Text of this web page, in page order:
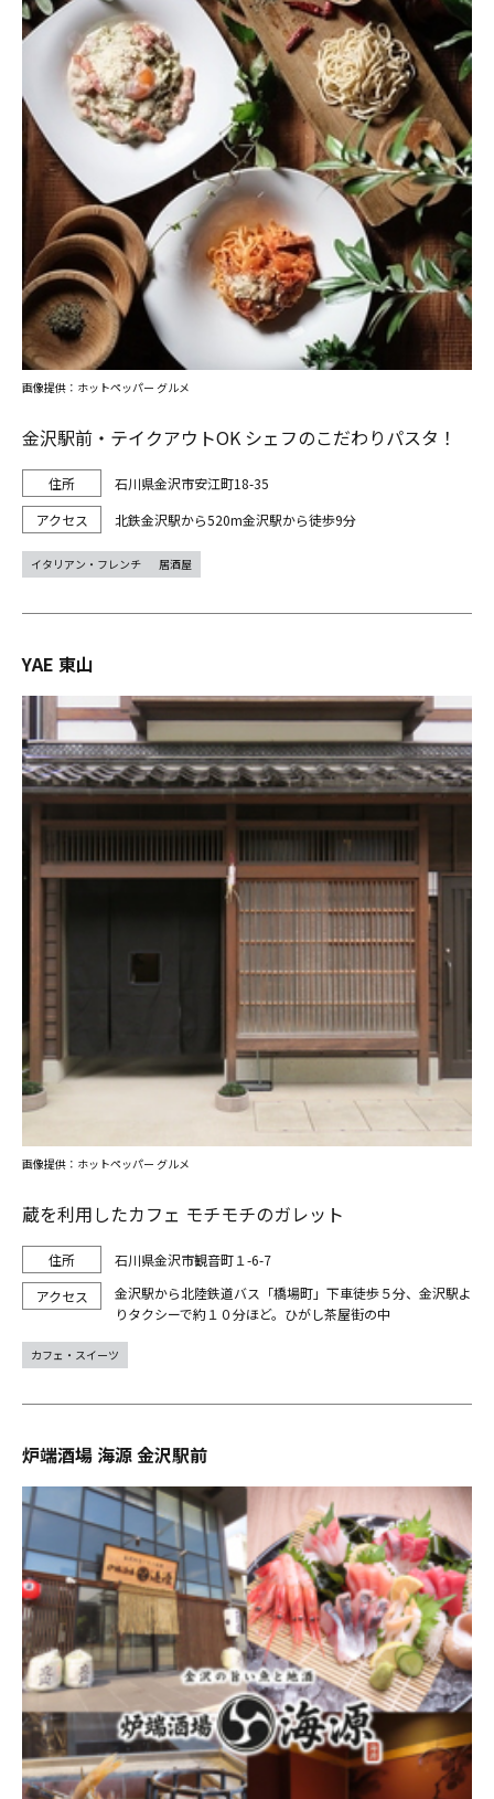
金沢駅前・テイクアウトOK シェフのこだわりパスタ！
石川県金沢市安江町18-35
北鉄金沢駅から520m金沢駅から徒歩9分
画像提供：ホットペッパー グルメ
イタリアン・フレンチ 居酒屋
YAE 東山
蔵を利用したカフェ モチモチのガレット
石川県金沢市観音町１-6-7
金沢駅から北陸鉄道バス「橋場町」下車徒歩５分、金沢駅よ
りタクシーで約１０分ほど。ひがし茶屋街の中
画像提供：ホットペッパー グルメ
カフェ・スイーツ
炉端酒場 海源 金沢駅前